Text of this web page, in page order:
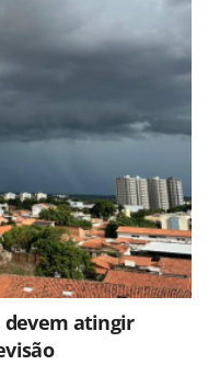
devem atingir